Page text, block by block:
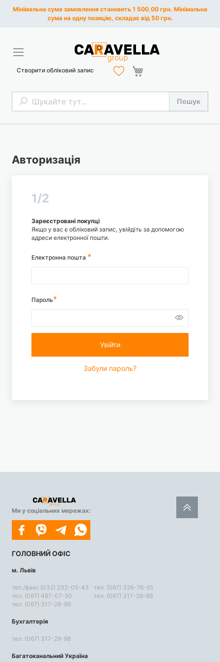
Мінімальна сума замовлення становить 1 500,00 грн. Мінімальна
сума на одну позицію, складає від 50 грн.
Пошук Пошук
Створити обліковий запис
Авторизація
1/2
Зареєстровані покупці
Якщо у вас є обліковий запис, увійдіть за допомогою
адреси електронної пошти.
Електронна пошта
Пароль
Увійти
Забули пароль?
Ми у соціальних мережах:
ГОЛОВНИЙ ОФІС
м. Львів
тел./факс (032) 232-05-43
тел. (067) 497-07-50
тел. (067) 317-28-99
тел. (067) 326-76-55
тел. (067) 317-28-89
Бухгалтерія
тел. (067) 317-29-98
Багатоканальний Україна